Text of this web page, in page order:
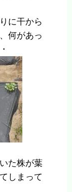
に干から
何があっ
た株が葉
しまって